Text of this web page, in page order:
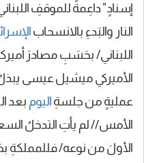
إسنادٍ" داعِمةً للموقفِ
النار والبَدءِ بالانسحاب
اللبناني/ بحَسَبِ مصادرَ
الأميركي ميشيل عيسى يبذلُ
عمليةٍ من جلسةِ اليوم بعد
الأمس// لم يأتِ التدخلُ
الأولَ من نوعه/ فللمملكةِ